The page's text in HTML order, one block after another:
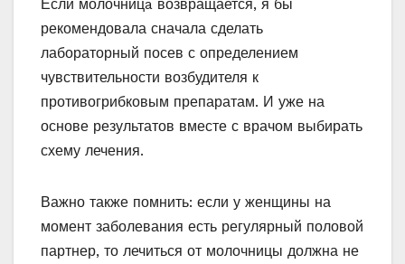
Если молочницa возвращается, я бы
рекомендовала сначала сделать
лабораторный посев с определением
чувствительности возбудителя к
противогрибковым препаратам. И уже на
основе результатов вместе с врачом выбирать
схему лечения.
Важно также помнить: если у женщины на
момент заболевания есть регулярный половой
партнер, то лечиться от молочницы должна не